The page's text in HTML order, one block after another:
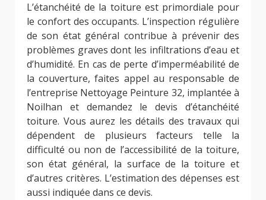
L’étanchéité de la toiture est primordiale pour
le confort des occupants. L’inspection régulière
de son état général contribue à prévenir des
problèmes graves dont les infiltrations d’eau et
d’humidité. En cas de perte d’imperméabilité de
la couverture, faites appel au responsable de
l’entreprise Nettoyage Peinture 32, implantée à
Noilhan et demandez le devis d’étanchéité
toiture. Vous aurez les détails des travaux qui
dépendent de plusieurs facteurs telle la
difficulté ou non de l’accessibilité de la toiture,
son état général, la surface de la toiture et
d’autres critères. L’estimation des dépenses est
aussi indiquée dans ce devis.